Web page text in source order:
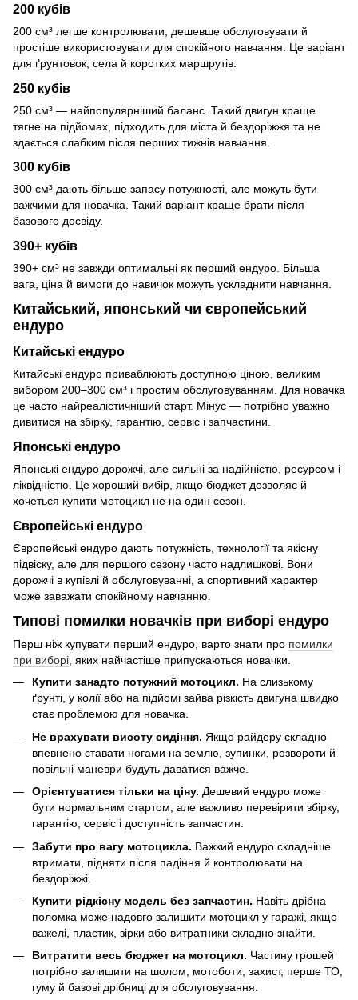
200 кубів
200 см³ легше контролювати, дешевше обслуговувати й
простіше використовувати для спокійного навчання. Це варіант
для ґрунтовок, села й коротких маршрутів.
250 кубів
250 см³ — найпопулярніший баланс. Такий двигун краще
тягне на підйомах, підходить для міста й бездоріжжя та не
здається слабким після перших тижнів навчання.
300 кубів
300 см³ дають більше запасу потужності, але можуть бути
важчими для новачка. Такий варіант краще брати після
базового досвіду.
390+ кубів
390+ см³ не завжди оптимальні як перший ендуро. Більша
вага, ціна й вимоги до навичок можуть ускладнити навчання.
Китайський, японський чи європейський
ендуро
Китайські ендуро
Китайські ендуро приваблюють доступною ціною, великим
вибором 200–300 см³ і простим обслуговуванням. Для новачка
це часто найреалістичніший старт. Мінус — потрібно уважно
дивитися на збірку, гарантію, сервіс і запчастини.
Японські ендуро
Японські ендуро дорожчі, але сильні за надійністю, ресурсом і
ліквідністю. Це хороший вибір, якщо бюджет дозволяє й
хочеться купити мотоцикл не на один сезон.
Європейські ендуро
Європейські ендуро дають потужність, технології та якісну
підвіску, але для першого сезону часто надлишкові. Вони
дорожчі в купівлі й обслуговуванні, а спортивний характер
може заважати спокійному навчанню.
Типові помилки новачків при виборі ендуро
Перш ніж купувати перший ендуро, варто знати про помилки
при виборі, яких найчастіше припускаються новачки.
Купити занадто потужний мотоцикл. На слизькому
ґрунті, у колії або на підйомі зайва різкість двигуна швидко
стає проблемою для новачка.
Не врахувати висоту сидіння. Якщо райдеру складно
впевнено ставати ногами на землю, зупинки, розвороти й
повільні маневри будуть даватися важче.
Орієнтуватися тільки на ціну. Дешевий ендуро може
бути нормальним стартом, але важливо перевірити збірку,
гарантію, сервіс і доступність запчастин.
Забути про вагу мотоцикла. Важкий ендуро складніше
втримати, підняти після падіння й контролювати на
бездоріжжі.
Купити рідкісну модель без запчастин. Навіть дрібна
поломка може надовго залишити мотоцикл у гаражі, якщо
важелі, пластик, зірки або витратники складно знайти.
Витратити весь бюджет на мотоцикл. Частину грошей
потрібно залишити на шолом, мотоботи, захист, перше ТО,
гуму й базові дрібниці для обслуговування.